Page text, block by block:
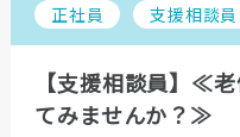
正社員 支援相談員
【支援相談員】≪
てみませんか？≫